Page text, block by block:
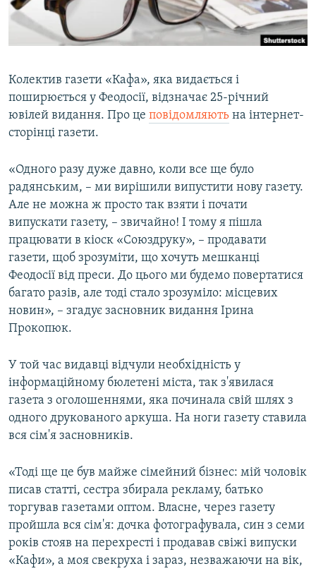
ВІДЕОУРОКИ «ELIFBE»
СВІДЧЕННЯ ОКУПАЦІЇ
Русский
Qırımtatar
Колектив газети «Кафа», яка видається і
поширюється у Феодосії, відзначає 25-річний
ювілей видання. Про це повідомляють на інтернет-
сторінці газети.
«Одного разу дуже давно, коли все ще було
радянським, – ми вирішили випустити нову газету.
Але не можна ж просто так взяти і почати
випускати газету, – звичайно! І тому я пішла
працювати в кіоск «Союздруку», – продавати
газети, щоб зрозуміти, що хочуть мешканці
Феодосії від преси. До цього ми будемо повертатися
багато разів, але тоді стало зрозуміло: місцевих
новин», – згадує засновник видання Ірина
Прокопюк.
У той час видавці відчули необхідність у
інформаційному бюлетені міста, так з'явилася
газета з оголошеннями, яка починала свій шлях з
одного друкованого аркуша. На ноги газету ставила
вся сім'я засновників.
«Тоді ще це був майже сімейний бізнес: мій чоловік
писав статті, сестра збирала рекламу, батько
торгував газетами оптом. Власне, через газету
пройшла вся сім'я: дочка фотографувала, син з семи
років стояв на перехресті і продавав свіжі випуски
«Кафи», а моя свекруха і зараз, незважаючи на вік,